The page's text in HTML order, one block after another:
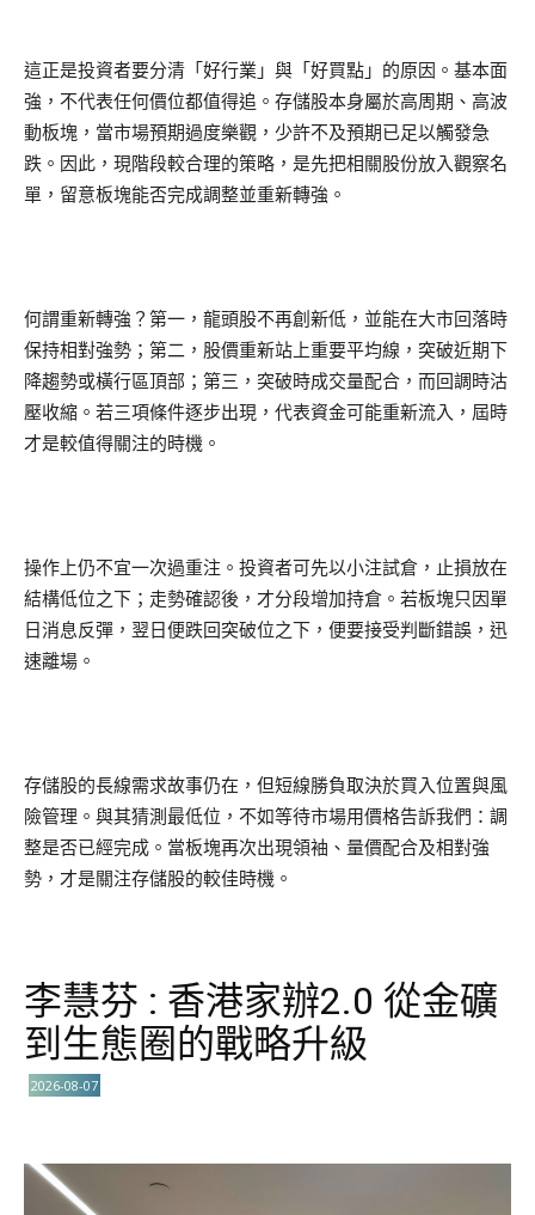
這正是投資者要分清「好行業」與「好買點」的原因。基本面
強，不代表任何價位都值得追。存儲股本身屬於高周期、高波
動板塊，當市場預期過度樂觀，少許不及預期已足以觸發急
跌。因此，現階段較合理的策略，是先把相關股份放入觀察名
單，留意板塊能否完成調整並重新轉強。
何謂重新轉強？第一，龍頭股不再創新低，並能在大市回落時
保持相對強勢；第二，股價重新站上重要平均線，突破近期下
降趨勢或橫行區頂部；第三，突破時成交量配合，而回調時沽
壓收縮。若三項條件逐步出現，代表資金可能重新流入，屆時
才是較值得關注的時機。
操作上仍不宜一次過重注。投資者可先以小注試倉，止損放在
結構低位之下；走勢確認後，才分段增加持倉。若板塊只因單
日消息反彈，翌日便跌回突破位之下，便要接受判斷錯誤，迅
速離場。
存儲股的長線需求故事仍在，但短線勝負取決於買入位置與風
險管理。與其猜測最低位，不如等待市場用價格告訴我們：調
整是否已經完成。當板塊再次出現領袖、量價配合及相對強
勢，才是關注存儲股的較佳時機。
李慧芬 : 香港家辦2.0 從金礦
到生態圈的戰略升級
2026-08-07